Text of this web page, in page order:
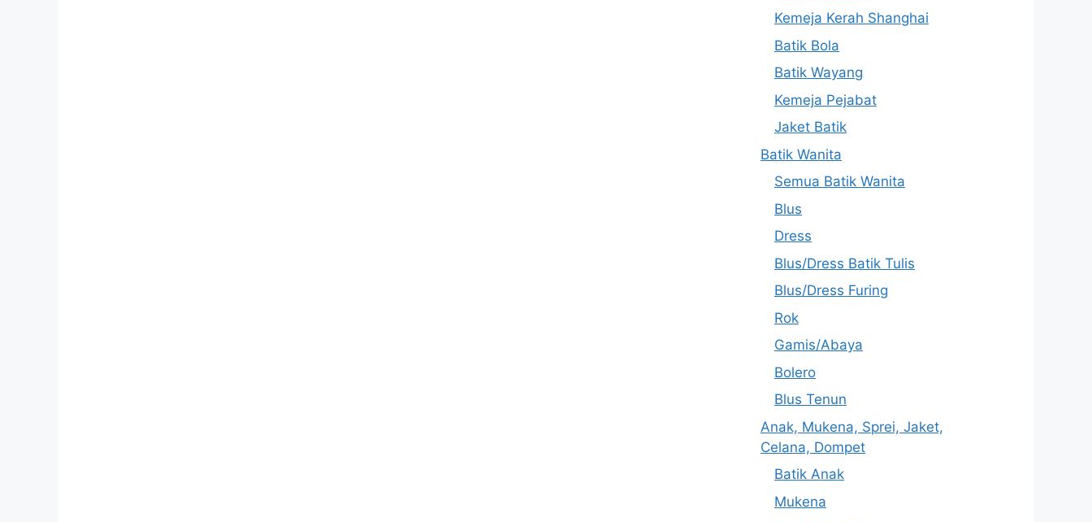
Kemeja Kerah Shanghai
Batik Bola
Batik Wayang
Kemeja Pejabat
Jaket Batik
Batik Wanita
Semua Batik Wanita
Blus
Dress
Blus/Dress Batik Tulis
Blus/Dress Furing
Rok
Gamis/Abaya
Bolero
Blus Tenun
Anak, Mukena, Sprei, Jaket,
Celana, Dompet
Batik Anak
Mukena